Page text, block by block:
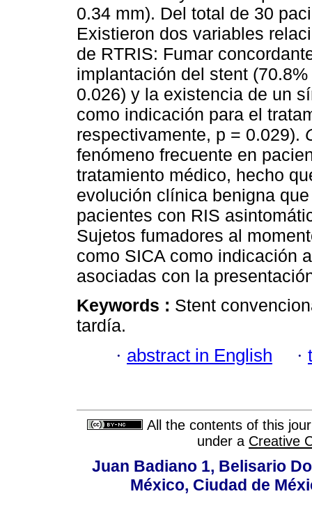
0.34 mm). Del total de 30
Existieron dos variables
de RTRIS: Fumar
implantación del stent (70.8%
0.026) y la existencia de un
como indicación para el
respectivamente, p = 0.029).
fenómeno frecuente en
tratamiento médico, hecho
evolución clínica benigna
pacientes con RIS
Sujetos fumadores al
como SICA como indicación
asociadas con la
Keywords : Stent
tardía.
· abstract in English ·
All the contents of this
under a Creative
Juan Badiano 1, Belisario
México, Ciudad de